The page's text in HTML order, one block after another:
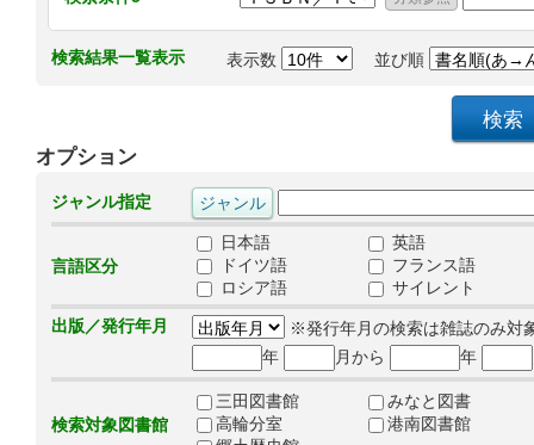
検索結果一覧表示 表示数 並び順
オプション
ジャンル指定
言語区分
日本語
英語
ドイツ語
フランス語
ロシア語
サイレント
出版／発行年月
※発行年月の検索は雑誌のみ対
年
月から 年
検索対象図書館
三田図書館
みなと図書
高輪分室
港南図書館